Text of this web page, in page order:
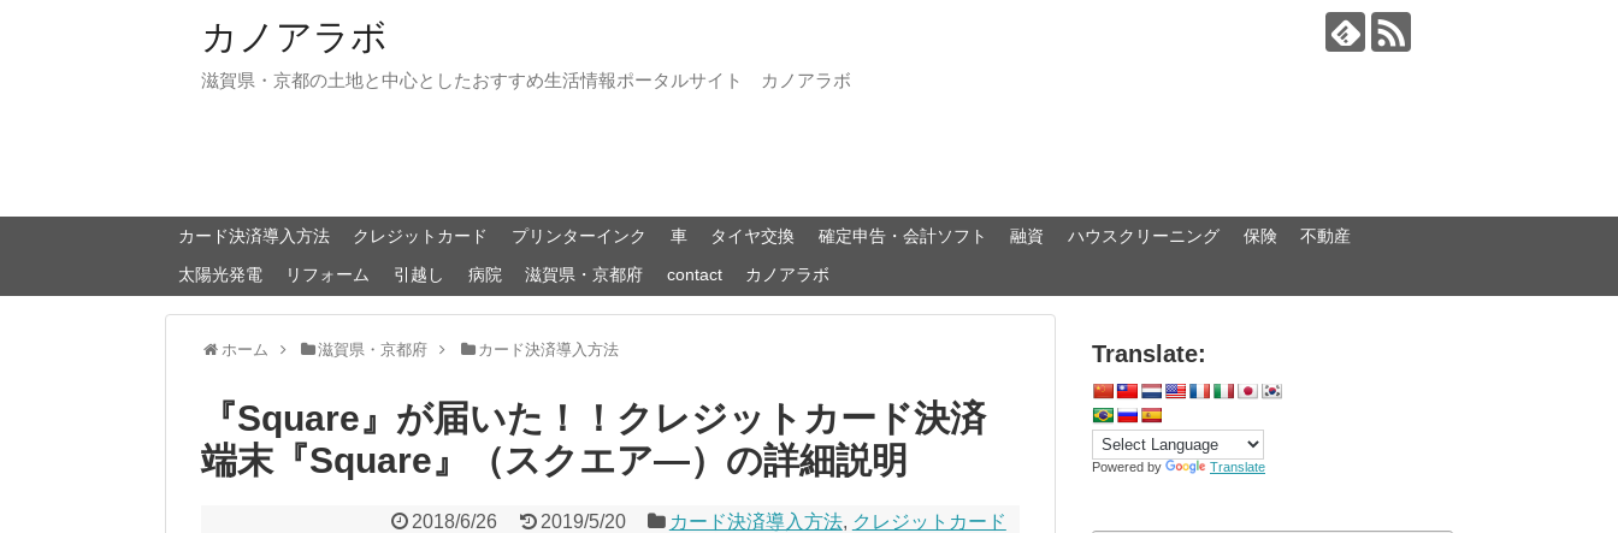
カノアラボ
滋賀県・京都の土地と中心としたおすすめ生活情報ポータルサイト カノアラボ
カード決済導入方法 クレジットカード プリンターインク 車 タイヤ交換 確定申告・会計ソフト 融資 ハウスクリーニング 保険
不動産
太陽光発電
リフォーム 引越し 病院 滋賀県・京都府 contact カノアラボ
ホーム 滋賀県・京都府 カード決済導入方法
『Square』が届いた！！クレジットカード決済
端末『Square』（スクエア―）の詳細説明
2018/6/26 2019/5/20 カード決済導入方法, クレジットカード
Translate:
Powered by Translate